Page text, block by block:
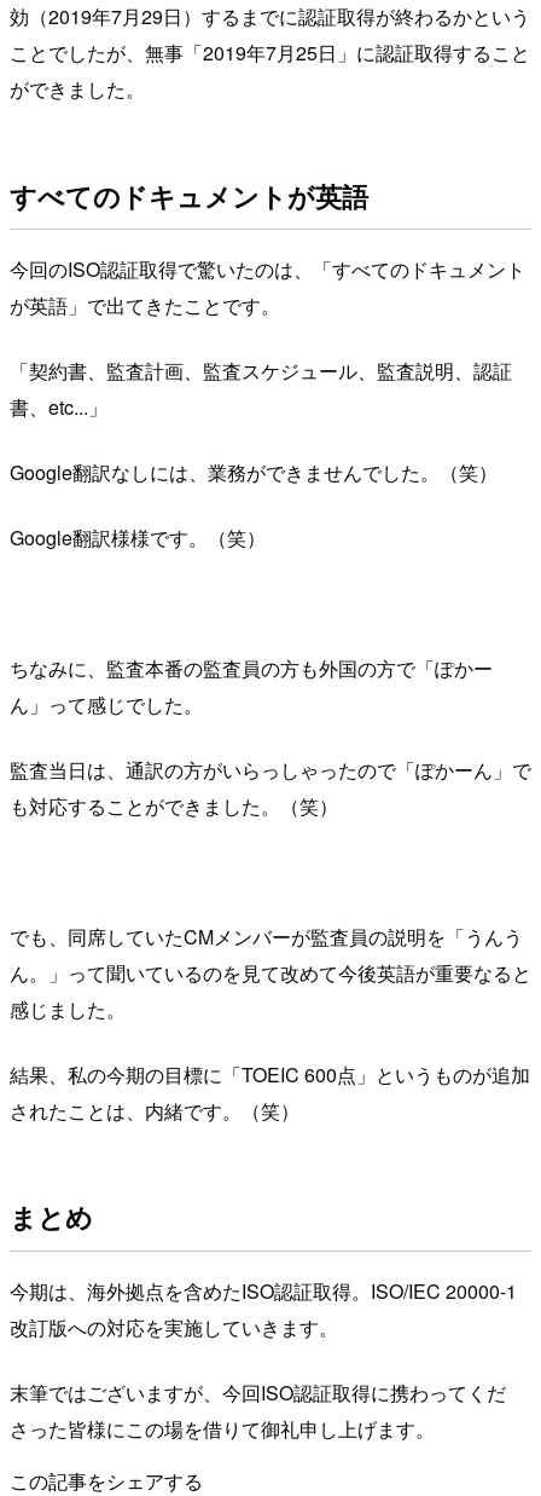
効（2019年7月29日）するまでに認証取得が終わるかという
ことでしたが、無事「2019年7月25日」に認証取得すること
ができました。
すべてのドキュメントが英語
今回のISO認証取得で驚いたのは、「すべてのドキュメント
が英語」で出てきたことです。
「契約書、監査計画、監査スケジュール、監査説明、認証
書、etc...」
Google翻訳なしには、業務ができませんでした。（笑）
Google翻訳様様です。（笑）
ちなみに、監査本番の監査員の方も外国の方で「ぽかー
ん」って感じでした。
監査当日は、通訳の方がいらっしゃったので「ぽかーん」で
も対応することができました。（笑）
でも、同席していたCMメンバーが監査員の説明を「うんう
ん。」って聞いているのを見て改めて今後英語が重要なると
感じました。
結果、私の今期の目標に「TOEIC 600点」というものが追加
されたことは、内緒です。（笑）
まとめ
今期は、海外拠点を含めたISO認証取得。ISO/IEC 20000-1
改訂版への対応を実施していきます。
末筆ではございますが、今回ISO認証取得に携わってくだ
さった皆様にこの場を借りて御礼申し上げます。
この記事をシェアする